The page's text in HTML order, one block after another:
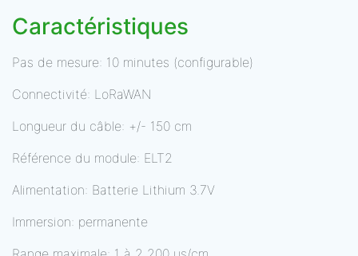
Caractéristiques
Pas de mesure: 10 minutes (configurable)
Connectivité: LoRaWAN
Longueur du câble: +/- 150 cm
Référence du module: ELT2
Alimentation: Batterie Lithium 3.7V
Immersion: permanente